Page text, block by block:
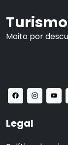
Moito por
Legal